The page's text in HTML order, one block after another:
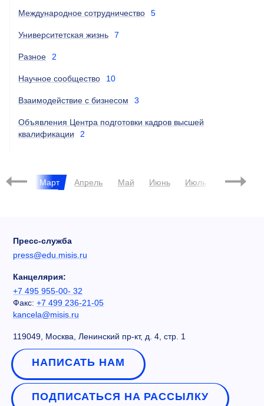
Международное сотрудничество 5
Университетская жизнь 7
Разное 2
Научное сообщество 10
Взаимодействие с бизнесом 3
Объявления Центра подготовки кадров высшей
квалификации
2
Март Апрель Май Июнь Июль Август
Пресс-служба
press@edu.misis.ru
Канцелярия:
+7 495 955-00- 32
Факс: +7 499 236-21-05
kancela@misis.ru
119049, Москва, Ленинский пр-кт, д. 4, стр. 1
НАПИСАТЬ НАМ
ПОДПИСАТЬСЯ НА РАССЫЛКУ